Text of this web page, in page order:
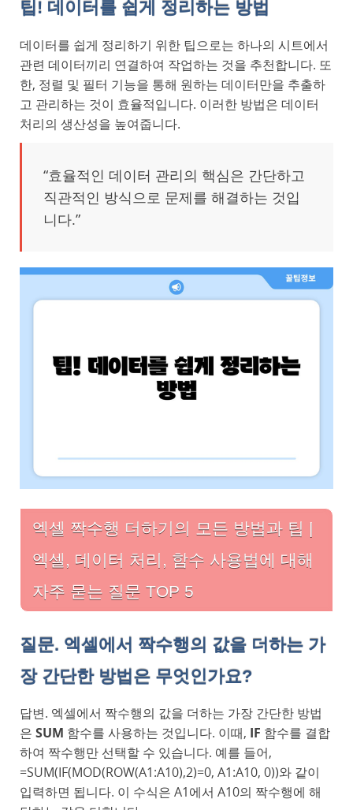
팁! 데이터를 쉽게 정리하는 방법
데이터를 쉽게 정리하기 위한 팁으로는 하나의 시트에서
관련 데이터끼리 연결하여 작업하는 것을 추천합니다. 또
한, 정렬 및 필터 기능을 통해 원하는 데이터만을 추출하
고 관리하는 것이 효율적입니다. 이러한 방법은 데이터
처리의 생산성을 높여줍니다.
“효율적인 데이터 관리의 핵심은 간단하고
직관적인 방식으로 문제를 해결하는 것입
니다.”
엑셀 짝수행 더하기의 모든 방법과 팁 |
엑셀, 데이터 처리, 함수 사용법에 대해
자주 묻는 질문 TOP 5
질문. 엑셀에서 짝수행의 값을 더하는 가
장 간단한 방법은 무엇인가요?
답변. 엑셀에서 짝수행의 값을 더하는 가장 간단한 방법
은 SUM 함수를 사용하는 것입니다. 이때, IF 함수를 결합
하여 짝수행만 선택할 수 있습니다. 예를 들어,
=SUM(IF(MOD(ROW(A1:A10),2)=0, A1:A10, 0))와 같이
입력하면 됩니다. 이 수식은 A1에서 A10의 짝수행에 해